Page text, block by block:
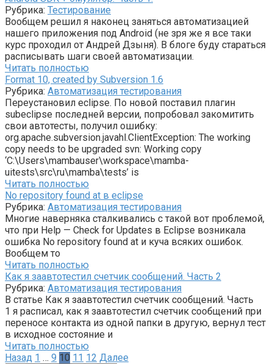
Рубрика: Тестирование
Вообщем решил я наконец заняться автоматизацией
нашего приложения под Android (не зря же я все таки
курс проходил от Андрей Дзыня). В блоге буду стараться
расписывать шаги своей автоматизации.
Читать полностью
Format 10, created by Subversion 1.6
Рубрика: Автоматизация тестирования
Переустановил eclipse. По новой поставил плагин
subeclipse последней версии, попробовал закомитить
свои автотесты, получил ошибку:
org.apache.subversion.javahl.ClientException: The working
copy needs to be upgraded svn: Working copy
‘C:\Users\mambauser\workspace\mamba-
uitests\src\ru\mamba\tests’ is
Читать полностью
No repository found at в eclipse
Рубрика: Автоматизация тестирования
Многие наверняка сталкивались с такой вот проблемой,
что при Help — Check for Updates в Eclipse возникала
ошибка No repository found at и куча всяких ошибок.
Вообщем то
Читать полностью
Как я заавтотестил счетчик сообщений. Часть 2
Рубрика: Автоматизация тестирования
В статье Как я заавтотестил счетчик сообщений. Часть
1 я расписал, как я заавтотестил счетчик сообщений при
переносе контакта из одной папки в другую, вернул тест
в исходное состояние и
Читать полностью
Пагинация
Назад 1 … 9 10 11 12 Далее